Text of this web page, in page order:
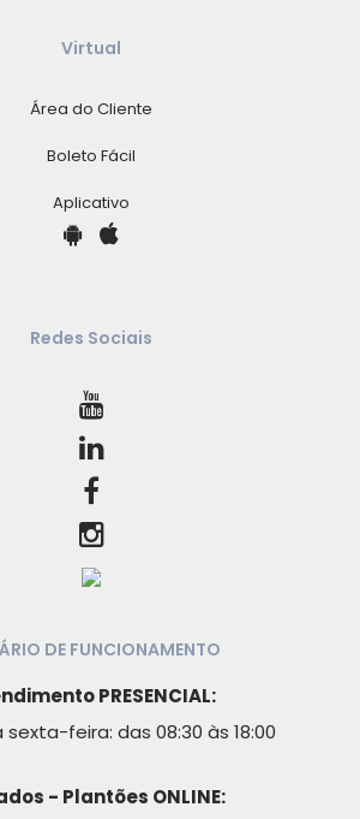
Virtual
Área do Cliente
Boleto Fácil
Aplicativo
Redes Sociais
DE FUNCIONAMENTO
PRESENCIAL:
sexta-feira: das 08:30 às 18:00
- Plantões ONLINE: